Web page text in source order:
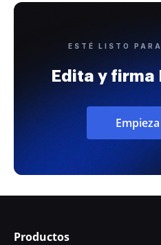
ESTÉ LISTO
Edita y firma
Productos